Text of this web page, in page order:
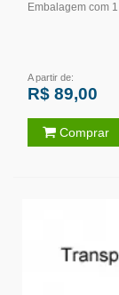
Embalagem com
A partir de:
R$ 89,00
Comprar